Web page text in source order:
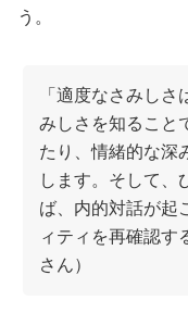
う。
「適度なさみし
みしさを知ること
たり、情緒的な深
します。そして、
ば、内的対話が起
ィティを再確認す
さん）